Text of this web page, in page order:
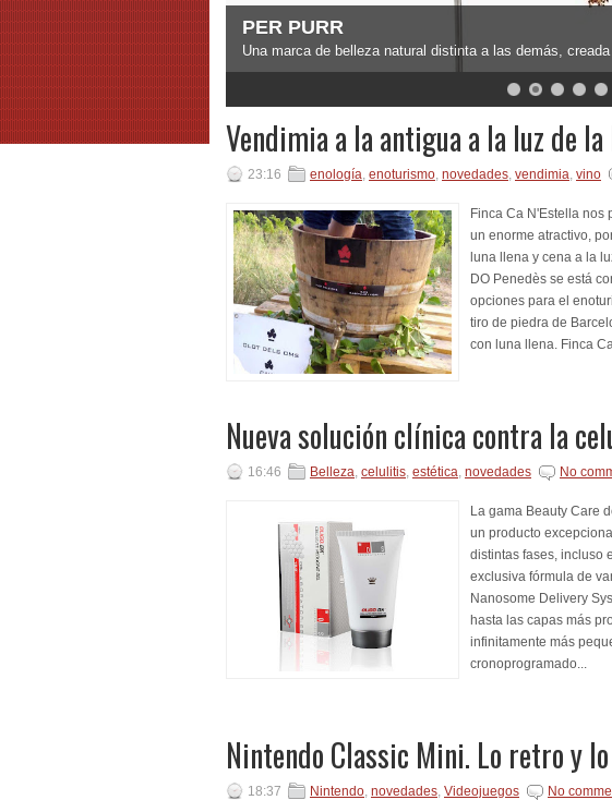
PER PURR
Una marca de belleza natural distinta a las demás,
3 4 5
Vendimia a la antigua a la luz de la
23:16 enología, enoturismo, novedades, vendimia, vino
Finca Ca N'Estella nos
un enorme atractivo,
luna llena y cena a la
DO Penedès se está
opciones para el
tiro de piedra de
con luna llena. Finca
Nueva solución clínica contra la
16:46 Belleza, celulitis, estética, novedades No
La gama Beauty Care
un producto
distintas fases, incluso
exclusiva fórmula de
Nanosome Delivery
hasta las capas más
infinitamente más
cronoprogramado...
Nintendo Classic Mini. Lo retro y
18:37 Nintendo, novedades, Videojuegos No